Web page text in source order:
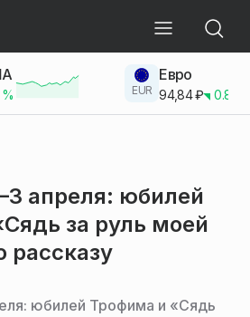
% EUR
Евро
94,84₽ 0.83
апреля: юбилей
за руль моей
юбилей Трофима и «Сядь